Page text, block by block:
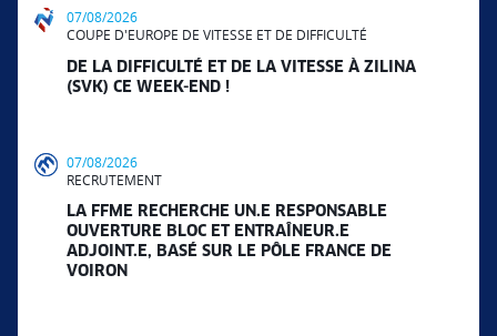
07/08/2026
COUPE D'EUROPE DE VITESSE ET DE DIFFICULTÉ
DE LA DIFFICULTÉ ET DE LA VITESSE À ZILINA
(SVK) CE WEEK-END !
07/08/2026
RECRUTEMENT
LA FFME RECHERCHE UN.E RESPONSABLE
OUVERTURE BLOC ET ENTRAÎNEUR.E
ADJOINT.E, BASÉ SUR LE PÔLE FRANCE DE
VOIRON